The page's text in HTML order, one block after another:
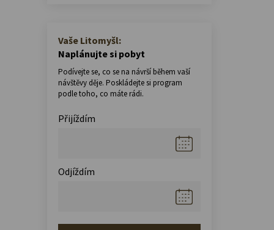
Vaše Litomyšl:
Naplánujte si pobyt
Podívejte se, co se na návrší během vaší
návštěvy děje. Poskládejte si program
podle toho, co máte rádi.
Přijíždím
Odjíždím